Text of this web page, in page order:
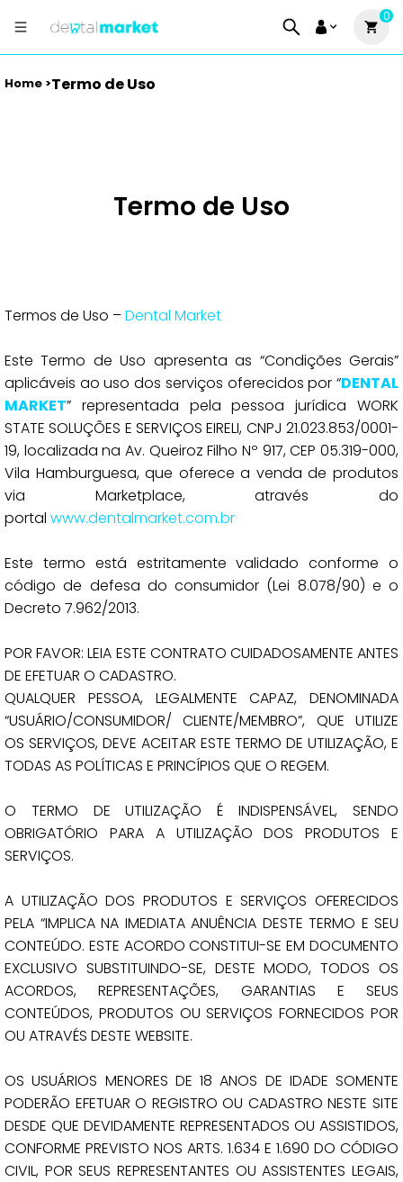
0
Home >Termo de Uso
Termo de Uso
Termos de Uso –Dental Market
Este Termo de Uso apresenta as “Condições Gerais”
aplicáveis ao uso dos serviços oferecidos por “DENTAL
MARKET” representada pela pessoa jurídica WORK
STATE SOLUÇÕES E SERVIÇOS EIRELI, CNPJ 21.023.853/0001-
19, localizada na Av. Queiroz Filho Nº 917, CEP 05.319-000,
Vila Hamburguesa, que oferece a venda de produtos
via Marketplace, através do
portal www.dentalmarket.com.br
Este termo está estritamente validado conforme o
código de defesa do consumidor (Lei 8.078/90) e o
Decreto 7.962/2013.
POR FAVOR: LEIA ESTE CONTRATO CUIDADOSAMENTE ANTES
DE EFETUAR O CADASTRO.
QUALQUER PESSOA, LEGALMENTE CAPAZ, DENOMINADA
“USUÁRIO/CONSUMIDOR/ CLIENTE/MEMBRO”, QUE UTILIZE
OS SERVIÇOS, DEVE ACEITAR ESTE TERMO DE UTILIZAÇÃO, E
TODAS AS POLÍTICAS E PRINCÍPIOS QUE O REGEM.
O TERMO DE UTILIZAÇÃO É INDISPENSÁVEL, SENDO
OBRIGATÓRIO PARA A UTILIZAÇÃO DOS PRODUTOS E
SERVIÇOS.
A UTILIZAÇÃO DOS PRODUTOS E SERVIÇOS OFERECIDOS
PELA “IMPLICA NA IMEDIATA ANUÊNCIA DESTE TERMO E SEU
CONTEÚDO. ESTE ACORDO CONSTITUI-SE EM DOCUMENTO
EXCLUSIVO SUBSTITUINDO-SE, DESTE MODO, TODOS OS
ACORDOS, REPRESENTAÇÕES, GARANTIAS E SEUS
CONTEÚDOS, PRODUTOS OU SERVIÇOS FORNECIDOS POR
OU ATRAVÉS DESTE WEBSITE.
OS USUÁRIOS MENORES DE 18 ANOS DE IDADE SOMENTE
PODERÃO EFETUAR O REGISTRO OU CADASTRO NESTE SITE
DESDE QUE DEVIDAMENTE REPRESENTADOS OU ASSISTIDOS,
CONFORME PREVISTO NOS ARTS. 1.634 E 1.690 DO CÓDIGO
CIVIL, POR SEUS REPRESENTANTES OU ASSISTENTES LEGAIS,